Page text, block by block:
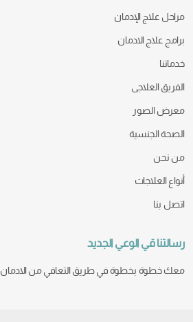
مراحل علاج الإدمان
برامج علاج الادمان
خدماتنا
الفريق العلاجى
معرض الصور
الصحة الجنسية
من نحن
أنواع العلاجات
اتصل بنا
رسالتنا قي الوعي الجديد
معك خطوة بخطوة في طريق التعافي من الادمان